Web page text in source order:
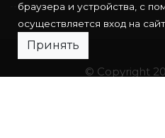
© Copyright
браузера и устройства, с
осуществляется вход на
Принять